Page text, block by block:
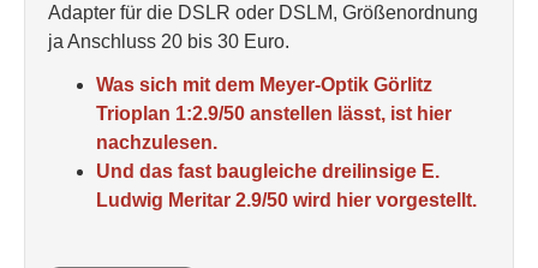
Adapter für die DSLR oder DSLM, Größenordnung
ja Anschluss 20 bis 30 Euro.
Was sich mit dem Meyer-Optik Görlitz
Trioplan 1:2.9/50 anstellen lässt, ist hier
nachzulesen.
Und das fast baugleiche dreilinsige E.
Ludwig Meritar 2.9/50 wird hier vorgestellt.